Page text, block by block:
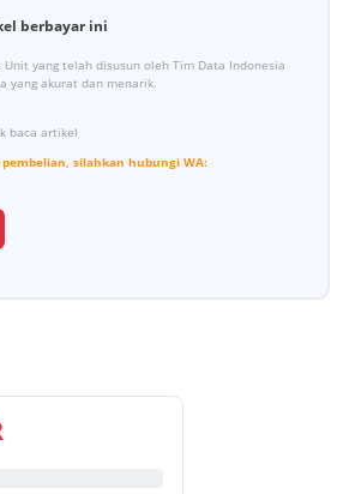
berbayar ini
yang telah disusun oleh Tim Data Indonesia
yang akurat dan menarik.
baca artikel
pembelian, silahkan hubungi WA: